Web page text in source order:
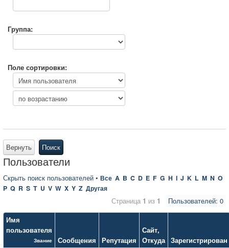
Группа:
Поле сортировки:
Вернуть Поиск
Пользователи
Скрыть поиск пользователей • Все A B C D E F G H I J K L M N O
P Q R S T U V W X Y Z Другая
Пользователей: 0
Страница 1 из 1
Имя
пользователя
Звание Сообщения Репутация
Сайт,
Откуда Зарегистрирован